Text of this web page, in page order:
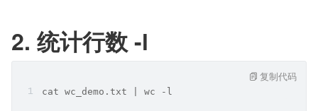
2. 统计行数 -l
cat wc_demo.txt | wc -l
复制代码